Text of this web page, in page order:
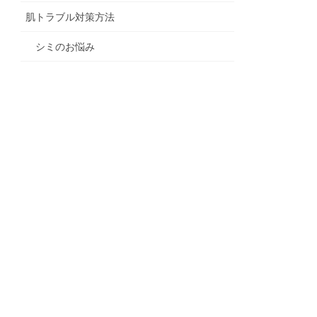
肌トラブル対策方法
シミのお悩み